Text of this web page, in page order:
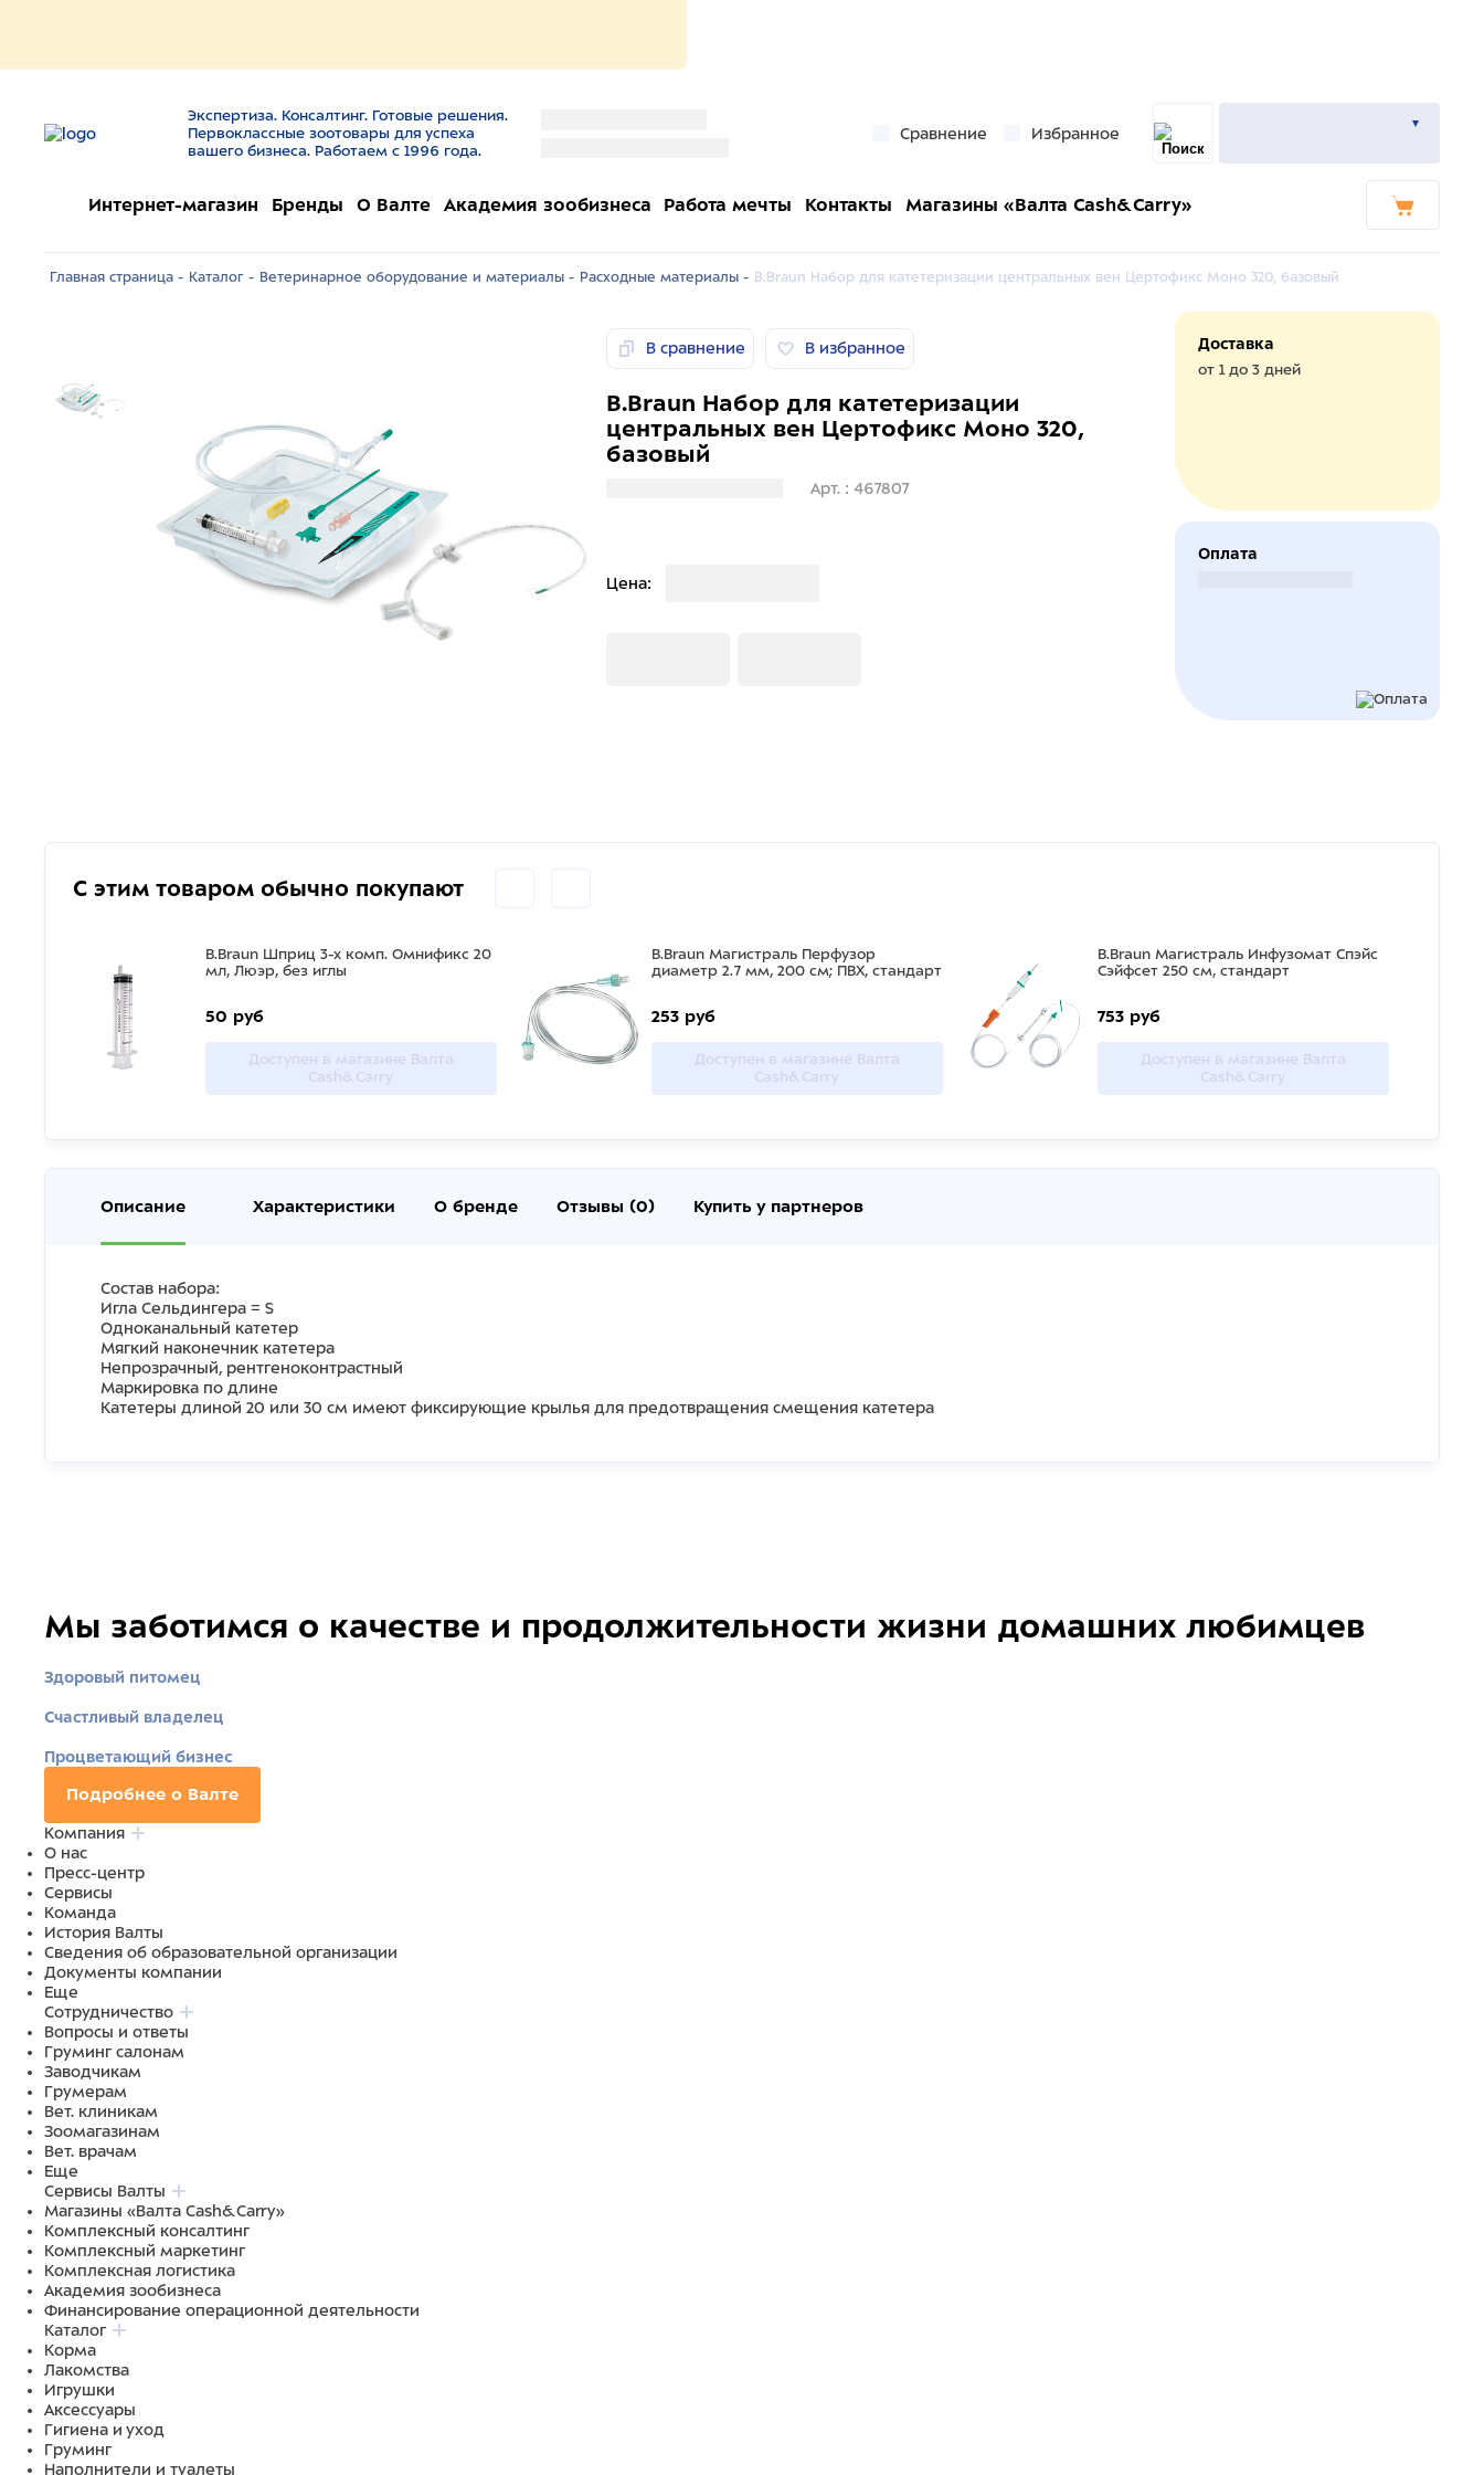
Экспертиза. Консалтинг. Готовые решения.
Первоклассные зоотовары для успеха
вашего бизнеса. Работаем с 1996 года.
Сравнение Избранное
Интернет-магазин Бренды О Валте Академия зообизнеса Работа мечты Контакты Магазины «Валта Cash&Carry»
Главная страница - Каталог - Ветеринарное оборудование и материалы - Расходные материалы - B.Braun Набор для катетеризации центральных вен Цертофикс Моно 320, базовый
В сравнение В избранное
B.Braun Набор для катетеризации
центральных вен Цертофикс Моно 320,
базовый
Арт. : 467807
Цена:
Доставка
от 1 до 3 дней
Оплата
С этим товаром обычно покупают
B.Braun Шприц 3-х комп. Омнификс 20
мл, Люэр, без иглы
50 руб
Доступен в магазине Валта
Cash&Carry
B.Braun Магистраль Перфузор
диаметр 2.7 мм, 200 см; ПВХ, стандарт
253 руб
Доступен в магазине Валта
Cash&Carry
B.Braun Магистраль Инфузомат Спэйс
Сэйфсет 250 см, стандарт
753 руб
Доступен в магазине Валта
Cash&Carry
Описание Характеристики О бренде Отзывы (0) Купить у партнеров
Состав набора:
Игла Сельдингера = S
Одноканальный катетер
Мягкий наконечник катетера
Непрозрачный, рентгеноконтрастный
Маркировка по длине
Катетеры длиной 20 или 30 см имеют фиксирующие крылья для предотвращения смещения катетера
Мы заботимся о качестве и продолжительности жизни домашних любимцев
Здоровый питомец
Счастливый владелец
Процветающий бизнес
Подробнее о Валте
Компания
О нас
Пресс-центр
Сервисы
Команда
История Валты
Сведения об образовательной организации
Документы компании
Еще
Сотрудничество
Вопросы и ответы
Груминг салонам
Заводчикам
Грумерам
Вет. клиникам
Зоомагазинам
Вет. врачам
Еще
Сервисы Валты
Магазины «Валта Cash&Carry»
Комплексный консалтинг
Комплексный маркетинг
Комплексная логистика
Академия зообизнеса
Финансирование операционной деятельности
Каталог
Корма
Лакомства
Игрушки
Аксессуары
Гигиена и уход
Груминг
Наполнители и туалеты